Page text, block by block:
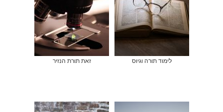
לימוד תורה וגיוס זאת תורת הנזיר